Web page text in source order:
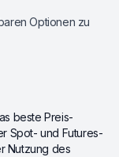
Optionen zu
beste Preis-
Spot- und Futures-
Nutzung des